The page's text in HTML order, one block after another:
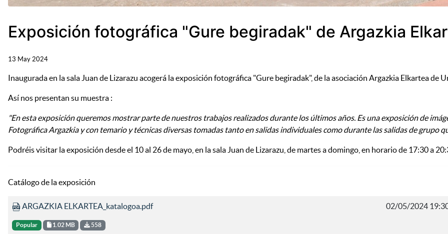
Exposición fotográfica "Gure begiradak" de Argazkia
13 May 2024
Inaugurada en la sala Juan de Lizarazu acogerá la exposición fotográfica "Gure begiradak", de la asociación Argazkia Elkartea de
Así nos presentan su muestra :
"En esta exposición queremos mostrar parte de nuestros trabajos realizados durante los últimos años. Es una exposición de
Fotográfica Argazkia y con temario y técnicas diversas tomadas tanto en salidas individuales como durante las salidas de grupo
Podréis visitar la exposición desde el 10 al 26 de mayo, en la sala Juan de Lizarazu, de martes a domingo, en horario de 17:30 a
Catálogo de la exposición
ARGAZKIA ELKARTEA_katalogoa.pdf
Popular 1.02 MB 558
02/05/2024